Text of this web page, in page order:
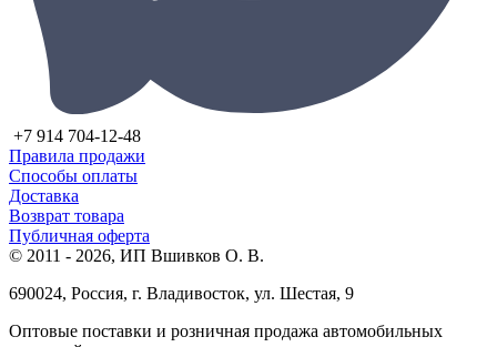
+7 914 704-12-48
Правила продажи
Способы оплаты
Доставка
Возврат товара
Публичная оферта
© 2011 - 2026, ИП Вшивков О. В.
690024, Россия, г. Владивосток, ул. Шестая, 9
Оптовые поставки и розничная продажа автомобильных